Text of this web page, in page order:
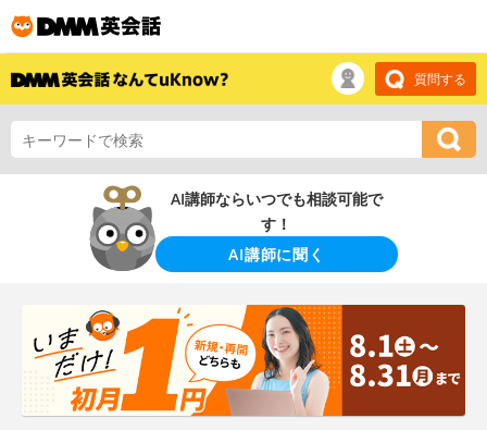
質問する
AI講師ならいつでも相談可能で
す！
AI講師に聞く